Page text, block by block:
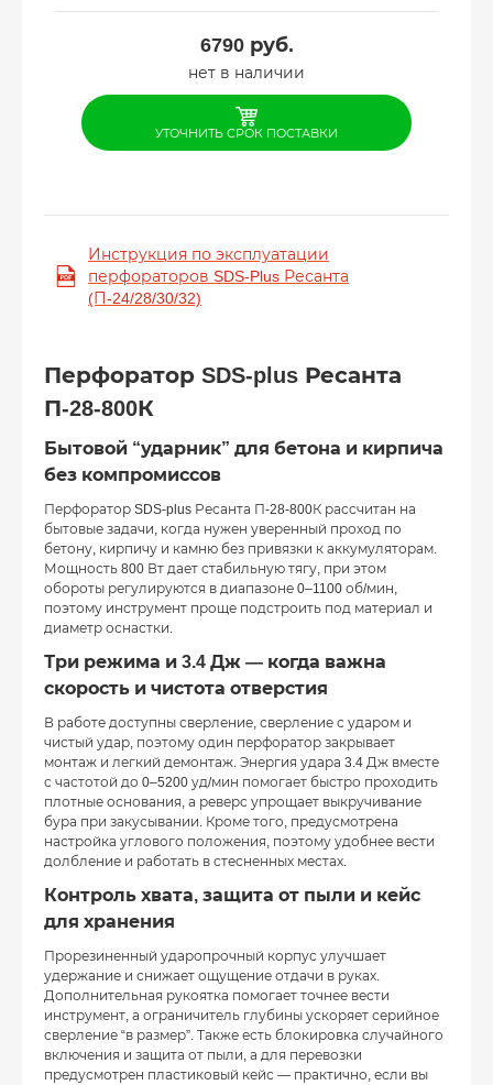
6790руб.
нет в наличии
УТОЧНИТЬ СРОК ПОСТАВКИ
Инструкция по эксплуатации
перфораторов SDS-Plus Ресанта
(П-24/28/30/32)
Перфоратор SDS-plus Ресанта
П-28-800К
Бытовой “ударник” для бетона и кирпича
без компромиссов
Перфоратор SDS-plus Ресанта П-28-800К рассчитан на
бытовые задачи, когда нужен уверенный проход по
бетону, кирпичу и камню без привязки к аккумуляторам.
Мощность 800 Вт дает стабильную тягу, при этом
обороты регулируются в диапазоне 0–1100 об/мин,
поэтому инструмент проще подстроить под материал и
диаметр оснастки.
Три режима и 3.4 Дж — когда важна
скорость и чистота отверстия
В работе доступны сверление, сверление с ударом и
чистый удар, поэтому один перфоратор закрывает
монтаж и легкий демонтаж. Энергия удара 3.4 Дж вместе
с частотой до 0–5200 уд/мин помогает быстро проходить
плотные основания, а реверс упрощает выкручивание
бура при закусывании. Кроме того, предусмотрена
настройка углового положения, поэтому удобнее вести
долбление и работать в стесненных местах.
Контроль хвата, защита от пыли и кейс
для хранения
Прорезиненный ударопрочный корпус улучшает
удержание и снижает ощущение отдачи в руках.
Дополнительная рукоятка помогает точнее вести
инструмент, а ограничитель глубины ускоряет серийное
сверление “в размер”. Также есть блокировка случайного
включения и защита от пыли, а для перевозки
предусмотрен пластиковый кейс — практично, если вы